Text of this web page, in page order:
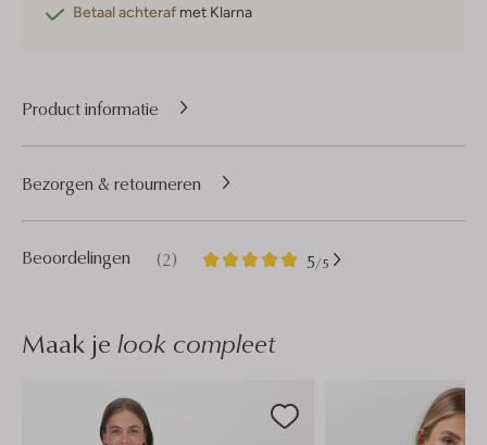
Betaal achteraf met Klarna
Product informatie
Beoordelingen (2) 5/5
2
5
Bezorgen & retourneren
Maak je look compleet